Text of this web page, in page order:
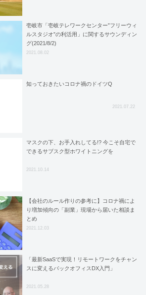
壱岐市「壱岐テレワークセンター”フリーウィ
ルスタジオ”の利活用」に関するサウンディン
グ(2021/8/2)
2021.08.02
知っておきたいコロナ禍のドイツQ
2021.07.22
マスクの下、お手入れしてる!? 今こそ自宅で
できるサブスク型ホワイトニングを
2021.10.14
【会社のルール作りの参考に】コロナ禍によ
り増加傾向の「副業」現場から届いた相談ま
とめ
2021.12.03
「最新SaaSで実現！リモートワークをチャン
スに変えるバックオフィスDX入門」
2021.05.28